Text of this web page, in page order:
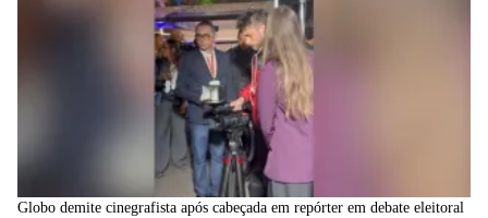
Globo demite cinegrafista após cabeçada em repórter em debate eleitoral